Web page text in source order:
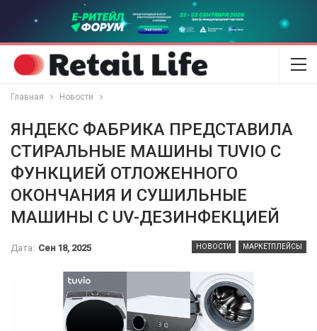
Главная Новости
ЯНДЕКС ФАБРИКА ПРЕДСТАВИЛА
СТИРАЛЬНЫЕ МАШИНЫ TUVIO С
ФУНКЦИЕЙ ОТЛОЖЕННОГО
ОКОНЧАНИЯ И СУШИЛЬНЫЕ
МАШИНЫ С UV-ДЕЗИНФЕКЦИЕЙ
НОВОСТИ МАРКЕТПЛЕЙСЫ
Дата: Сен 18, 2025